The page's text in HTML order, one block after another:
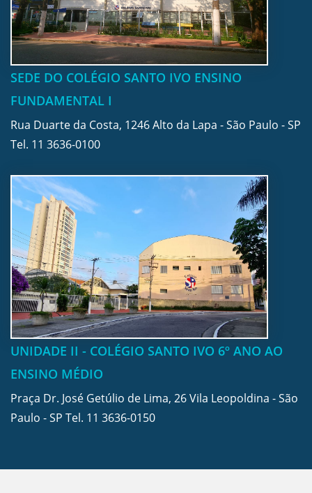
SEDE DO COLÉGIO SANTO IVO ENSINO
FUNDAMENTAL I
Rua Duarte da Costa, 1246 Alto da Lapa - São Paulo - SP
Tel. 11 3636-0100
UNIDADE II - COLÉGIO SANTO IVO 6º ANO AO
ENSINO MÉDIO
Praça Dr. José Getúlio de Lima, 26 Vila Leopoldina - São
Paulo - SP Tel. 11 3636-0150